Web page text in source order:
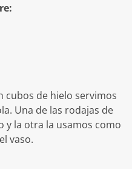
cubos de hielo servimos
Una de las rodajas de
y la otra la usamos como
vaso.